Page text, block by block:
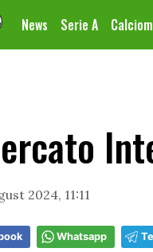
News Serie A
2024, 11:11
Whatsapp